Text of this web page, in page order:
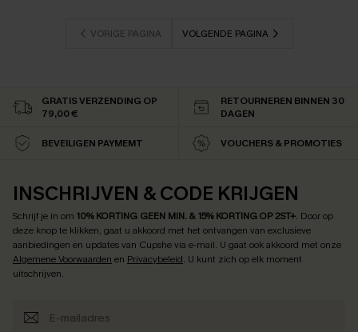
VORIGE PAGINA VOLGENDE PAGINA
GRATIS VERZENDING OP
79,00 €
RETOURNEREN BINNEN 30
DAGEN
BEVEILIGEN PAYMEMT VOUCHERS & PROMOTIES
INSCHRIJVEN & CODE KRIJGEN
Schrijf je in om 10% KORTING GEEN MIN. & 15% KORTING OP 2ST+. Door op
deze knop te klikken, gaat u akkoord met het ontvangen van exclusieve
aanbiedingen en updates van Cupshe via e-mail. U gaat ook akkoord met onze
Algemene Voorwaarden en Privacybeleid. U kunt zich op elk moment
uitschrijven.